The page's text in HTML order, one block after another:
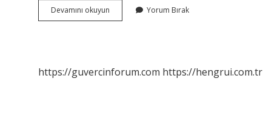
Devamını okuyun
Hangi
Yorum Bırak
https://guvercinforum.com https://hengrui.com.tr